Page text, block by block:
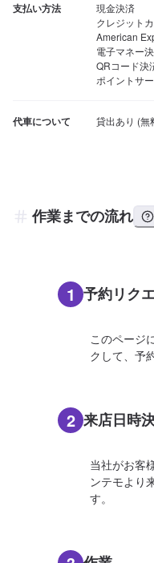
支払い方法
現金決済
クレジット
American
電子マネー
QRコード決
ポイントサ
代車について
作業までの流れ
1 予約リク
このページ
クして、予
2 来店日時
当社がお客
ンテモより
す。